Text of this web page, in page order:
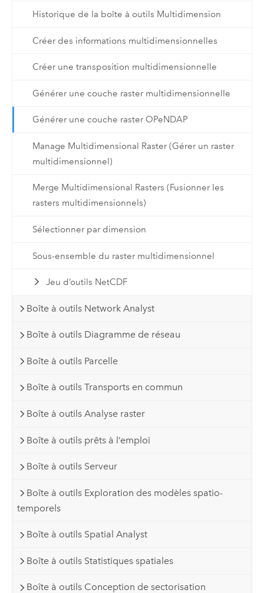
Historique de la boîte à outils Multidimension
Créer des informations multidimensionnelles
Créer une transposition multidimensionnelle
Générer une couche raster multidimensionnelle
Générer une couche raster OPeNDAP
Manage Multidimensional Raster (Gérer un raster
multidimensionnel)
Merge Multidimensional Rasters (Fusionner les
rasters multidimensionnels)
Sélectionner par dimension
Sous-ensemble du raster multidimensionnel
Jeu d’outils NetCDF
Boîte à outils Network Analyst
Boîte à outils Diagramme de réseau
Boîte à outils Parcelle
Boîte à outils Transports en commun
Boîte à outils Analyse raster
Boîte à outils prêts à l’emploi
Boîte à outils Serveur
Boîte à outils Exploration des modèles spatio-
temporels
Boîte à outils Spatial Analyst
Boîte à outils Statistiques spatiales
Boîte à outils Conception de sectorisation